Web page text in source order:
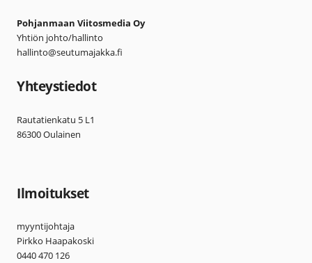
Pohjanmaan Viitosmedia Oy
Yhtiön johto/hallinto
hallinto@seutumajakka.fi
Yhteystiedot
Rautatienkatu 5 L1
86300 Oulainen
Ilmoitukset
myyntijohtaja
Pirkko Haapakoski
0440 470 126